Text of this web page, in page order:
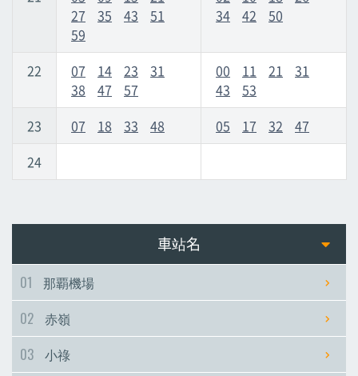
27
35 43
51
59
34
42 50
22 07 14 23
31
38
47 57
00 11 21
31
43
53
23
07 18 33 48 05 17 32
47
24
車站名
01
那覇機場
02 赤嶺
03 小祿